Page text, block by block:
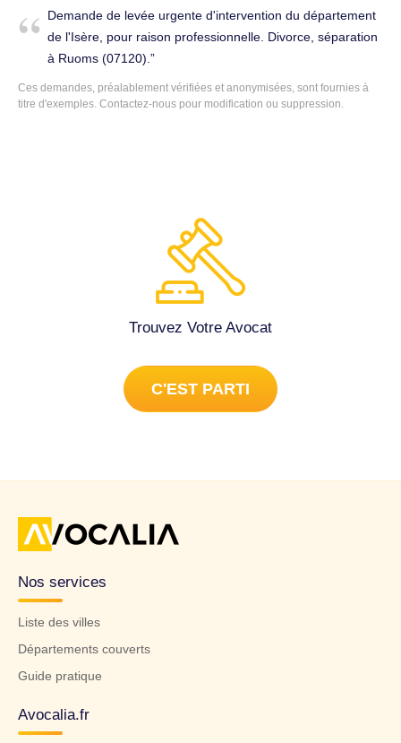
Demande de levée urgente d'intervention du département
de l'Isère, pour raison professionnelle. Divorce, séparation
à Ruoms (07120).
Ces demandes, préalablement vérifiées et anonymisées, sont fournies à
titre d'exemples. Contactez-nous pour modification ou suppression.
Trouvez Votre Avocat
C'EST PARTI
Nos services
Liste des villes
Départements couverts
Guide pratique
Avocalia.fr